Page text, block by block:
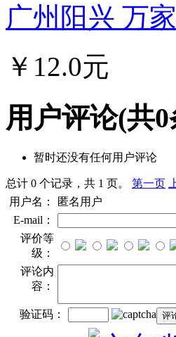
广州阳兴 万
￥12.0元
用户评论(共0
暂时还没有任何用户评论
总计 0 个记录，共 1 页。 第一页
用户名：
匿名用户
E-mail：
评价等
级：
评论内
容：
验证码：